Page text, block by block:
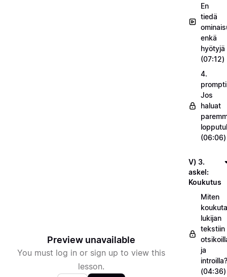
Preview unavailable
You must log in or sign up to view this
lesson.
En
tiedä
enkä
hyötyjä
(07:12)
4.
Jos
haluat
(06:06)
V) 3.
askel:
Koukutus
Miten
lukijan
tekstiin
ja
introilla?
(04:36)